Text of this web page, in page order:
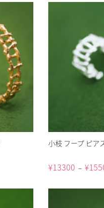
小枝 フープ ピア
¥13300 – ¥